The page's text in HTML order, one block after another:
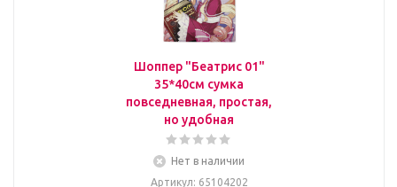
Шоппер "Беатрис 01"
35*40см сумка
повседневная, простая,
но удобная
Нет в наличии
Артикул: 65104202